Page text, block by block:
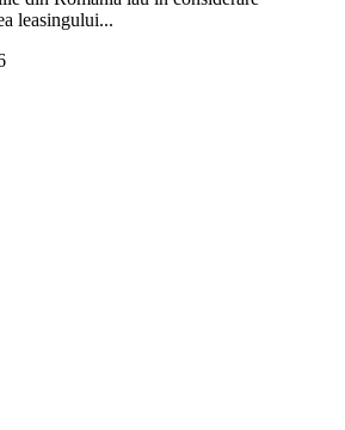
leasingului...